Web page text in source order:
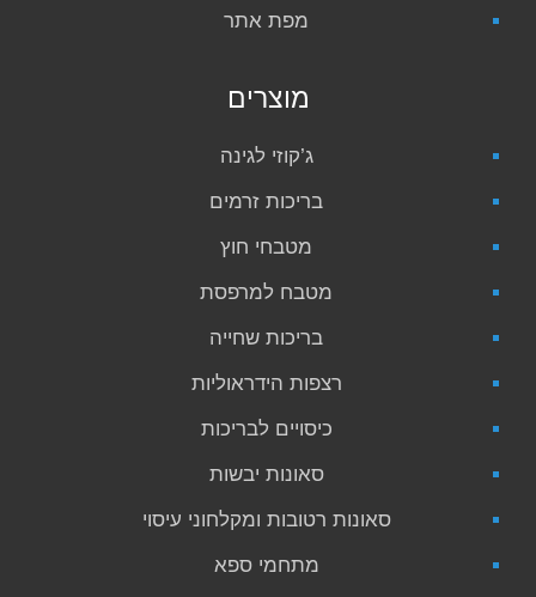
מפת אתר
מוצרים
ג’קוזי לגינה
בריכות זרמים
מטבחי חוץ
מטבח למרפסת
בריכות שחייה
רצפות הידראוליות
כיסויים לבריכות
סאונות יבשות
סאונות רטובות ומקלחוני עיסוי
מתחמי ספא